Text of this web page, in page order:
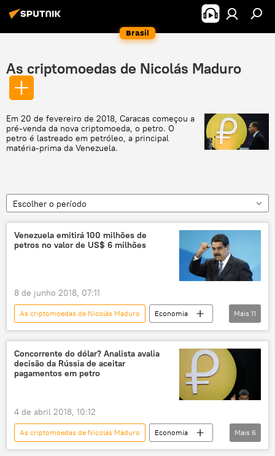
Brasil
As criptomoedas de Nicolás Maduro
Em 20 de fevereiro de 2018, Caracas começou a
pré-venda da nova criptomoeda, o petro. O
petro é lastreado em petróleo, a principal
matéria-prima da Venezuela.
Escolher o período
Venezuela emitirá 100 milhões de
petros no valor de US$ 6 milhões
8 de junho 2018, 07:11
As criptomoedas de Nicolás Maduro
Economia
Notícias
América Latina
Venezuela
Caracas
Carlos Faría
petróleo
dólares
zona econômica exclusiva
Mais 11
Concorrente do dólar? Analista avalia
decisão da Rússia de aceitar
pagamentos em petro
4 de abril 2018, 10:12
As criptomoedas de Nicolás Maduro
Economia
Notícias
Venezuela
Mais 6